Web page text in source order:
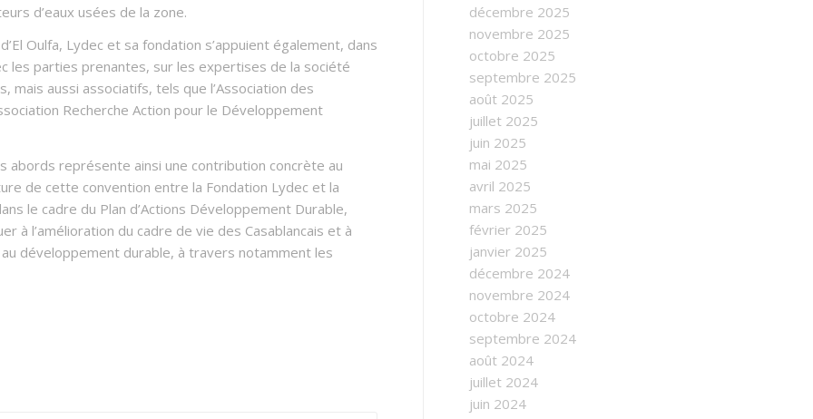
d’eaux usées de la zone.
Oulfa, Lydec et sa fondation s’appuient également, dans
les parties prenantes, sur les expertises de la société
mais aussi associatifs, tels que l’Association des
Recherche Action pour le Développement
abords représente ainsi une contribution concrète au
de cette convention entre la Fondation Lydec et la
le cadre du Plan d’Actions Développement Durable,
à l’amélioration du cadre de vie des Casablancais et à
développement durable, à travers notamment les
décembre 2025
novembre 2025
octobre 2025
septembre 2025
août 2025
juillet 2025
juin 2025
mai 2025
avril 2025
mars 2025
février 2025
janvier 2025
décembre 2024
novembre 2024
octobre 2024
septembre 2024
août 2024
juillet 2024
juin 2024